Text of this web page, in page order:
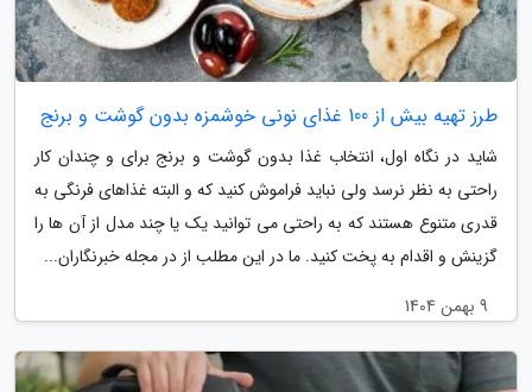
طرز تهیه بیش از 100 غذای نونی خوشمزه بدون گوشت و برنج
شاید در نگاه اول، انتخاب غذا بدون گوشت و برنج برای و چندان کار
راحتی به نظر نرسد ولی نباید فراموش کنید که و البته غذاهای فرنگی به
قدری متنوع هستند که به راحتی می توانید یک یا چند مدل از آن ها را
گزینش و اقدام به پخت کنید. ما در این مطلب از در مجله خبرنگاران...
9 بهمن 1404